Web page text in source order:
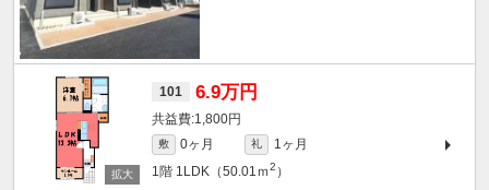
101 6.9万円
1,800円
敷 0ヶ月 礼
1ヶ月
1階 1LDK（50.01ｍ2 ）